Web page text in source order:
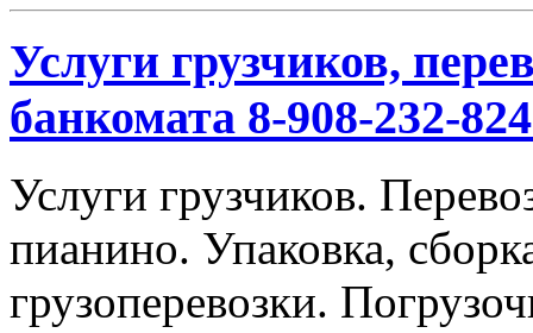
Услуги грузчиков,
банкомата 8-908-232-
Услуги грузчиков.
пианино. Упаковка,
грузоперевозки.